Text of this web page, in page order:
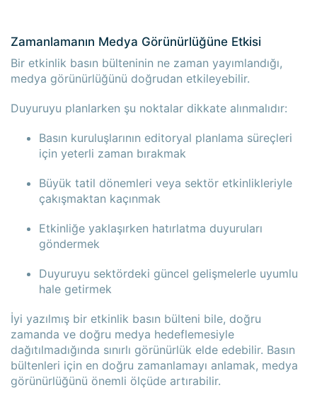
Zamanlamanın Medya Görünürlüğüne Etkisi
Bir etkinlik basın bülteninin ne zaman yayımlandığı,
medya görünürlüğünü doğrudan etkileyebilir.
Duyuruyu planlarken şu noktalar dikkate alınmalıdır:
Basın kuruluşlarının editoryal planlama süreçleri
için yeterli zaman bırakmak
Büyük tatil dönemleri veya sektör etkinlikleriyle
çakışmaktan kaçınmak
Etkinliğe yaklaşırken hatırlatma duyuruları
göndermek
Duyuruyu sektördeki güncel gelişmelerle uyumlu
hale getirmek
İyi yazılmış bir etkinlik basın bülteni bile, doğru
zamanda ve doğru medya hedeflemesiyle
dağıtılmadığında sınırlı görünürlük elde edebilir. Basın
bültenleri için en doğru zamanlamayı anlamak, medya
görünürlüğünü önemli ölçüde artırabilir.